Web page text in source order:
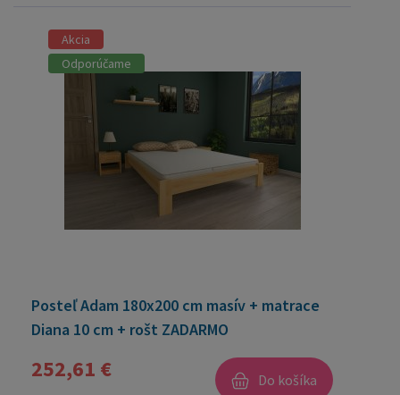
Akcia
Odporúčame
Posteľ Adam 180x200 cm masív + matrace
Diana 10 cm + rošt ZADARMO
252,61 € Do košíka